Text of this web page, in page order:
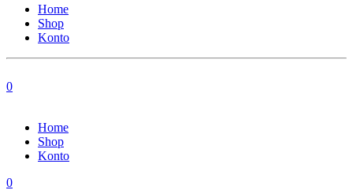
Home
Shop
Konto
0
Home
Shop
Konto
0